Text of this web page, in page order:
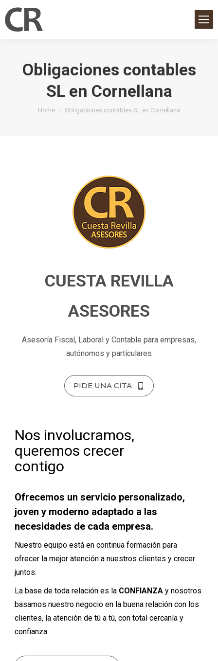
Obligaciones contables
SL en Cornellana
You are here:
Home Obligaciones contables SL en Cornellana
CUESTA REVILLA
ASESORES
Asesoría Fiscal, Laboral y Contable para empresas,
autónomos y particulares
PIDE UNA CITA
Nos involucramos,
queremos crecer
contigo
Ofrecemos un servicio personalizado,
joven y moderno adaptado a las
necesidades de cada empresa.
Nuestro equipo está en continua formación para
ofrecer la mejor atención a nuestros clientes y crecer
juntos.
La base de toda relación es la CONFIANZA y nosotros
basamos nuestro negocio en la buena relación con los
clientes, la atención de tú a tú, con total cercanía y
confianza.